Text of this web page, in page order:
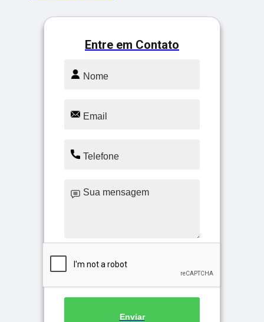
Entre em Contato
Enviar